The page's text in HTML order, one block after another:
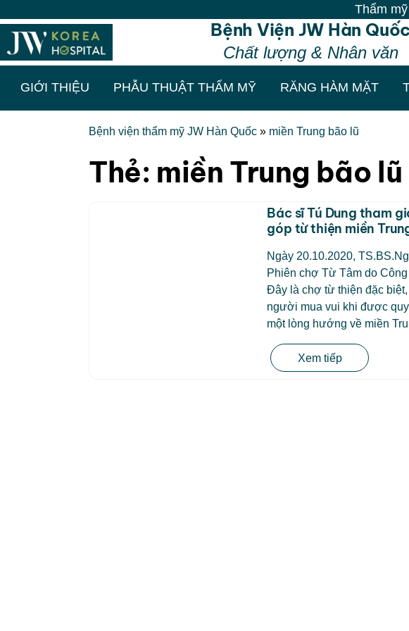
Thẩm mỹ
Bệnh Viện JW Hàn Quốc
Chất lượng & Nhân văn
GIỚI THIỆU PHẪU THUẬT THẨM MỸ RĂNG HÀM MẶT
Bệnh viện thẩm mỹ JW Hàn Quốc » miền Trung bão lũ
Thẻ: miền Trung bão lũ
Bác sĩ Tú Dung tham
góp từ thiện miền
Ngày 20.10.2020,
Phiên chợ Từ Tâm do
Đây là chợ từ thiện đặc
người mua vui khi được
một lòng hướng về miền
Xem tiếp